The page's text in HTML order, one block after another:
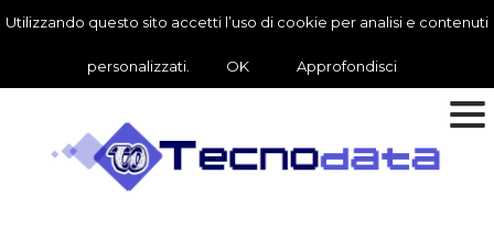
Utilizzando questo sito accetti l’uso di cookie per analisi e contenuti
personalizzati. OK Approfondisci